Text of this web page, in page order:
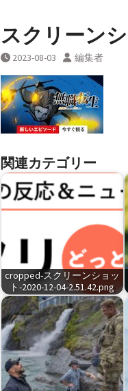
スクリーンシ
2023-08-03 編集者
関連カテゴリー
cropped-スクリーンショッ
ト-2020-12-04-2.51.42.png